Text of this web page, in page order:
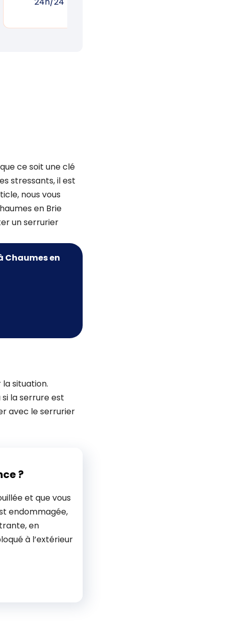
ce soit une clé
stressants, il est
nous vous
en Brie
un serrurier
Chaumes en
situation.
la serrure est
avec le serrurier
?
et que vous
endommagée,
en
à l’extérieur